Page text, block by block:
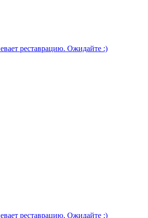
реставрацию. Ожидайте :)
реставрацию. Ожидайте :)